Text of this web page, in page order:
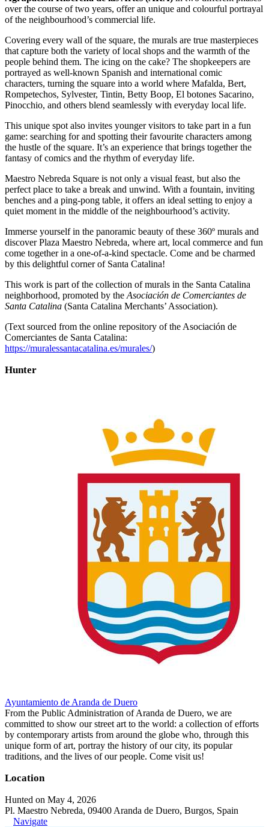
over the course of two years, offer an unique and colourful portrayal
of the neighbourhood’s commercial life.
Covering every wall of the square, the murals are true masterpieces
that capture both the variety of local shops and the warmth of the
people behind them. The icing on the cake? The shopkeepers are
portrayed as well-known Spanish and international comic
characters, turning the square into a world where Mafalda, Bert,
Rompetechos, Sylvester, Tintin, Betty Boop, El botones Sacarino,
Pinocchio, and others blend seamlessly with everyday local life.
This unique spot also invites younger visitors to take part in a fun
game: searching for and spotting their favourite characters among
the hustle of the square. It’s an experience that brings together the
fantasy of comics and the rhythm of everyday life.
Maestro Nebreda Square is not only a visual feast, but also the
perfect place to take a break and unwind. With a fountain, inviting
benches and a ping-pong table, it offers an ideal setting to enjoy a
quiet moment in the middle of the neighbourhood’s activity.
Immerse yourself in the panoramic beauty of these 360º murals and
discover Plaza Maestro Nebreda, where art, local commerce and fun
come together in a one-of-a-kind spectacle. Come and be charmed
by this delightful corner of Santa Catalina!
This work is part of the collection of murals in the Santa Catalina
neighborhood, promoted by the Asociación de Comerciantes de
Santa Catalina (Santa Catalina Merchants’ Association).
(Text sourced from the online repository of the Asociación de
Comerciantes de Santa Catalina:
https://muralessantacatalina.es/murales/)
Hunter
Ayuntamiento de Aranda de Duero
From the Public Administration of Aranda de Duero, we are
committed to show our street art to the world: a collection of efforts
by contemporary artists from around the globe who, through this
unique form of art, portray the history of our city, its popular
traditions, and the lives of our people. Come visit us!
Location
Hunted on May 4, 2026
Pl. Maestro Nebreda, 09400 Aranda de Duero, Burgos, Spain
Navigate